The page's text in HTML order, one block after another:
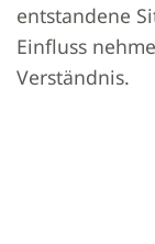
entstandene
Einfluss
Verständnis.